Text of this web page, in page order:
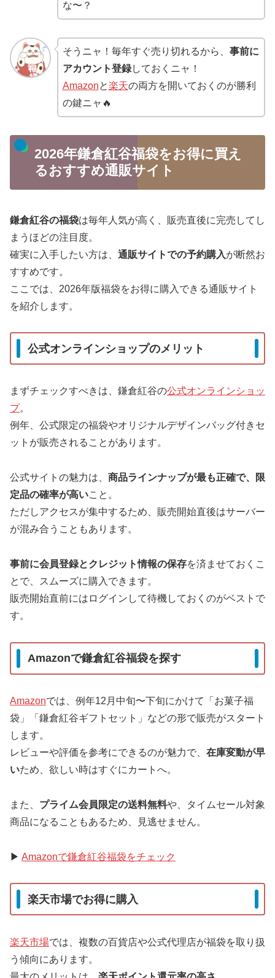
な〜？
そうニャ！毎年すぐ売り切れるから、 事前に
アカウント登録しておくニャ！
Amazonと楽天の両方を開いておくのが勝利
の鍵ニャ🔥
2026年鎌倉紅谷福袋をお得に買え
るおすすめ通販サイト
鎌倉紅谷の福袋は毎年人気が高く、販売直後に完売してし
まうほどの注目度。
確実に入手したい方は、 通販サイトでの予約購入が断然お
すすめです。
ここでは、2026年版福袋をお得に購入できる通販サイト
を紹介します。
公式オンラインショップのメリット
まずチェックすべきは、鎌倉紅谷の公式オンラインショッ
プ。
例年、公式限定の福袋やオリジナルデザインバッグ付きセ
ットが販売されることがあります。
公式サイトの魅力は、 商品ラインナップが最も正確で、限
定品の確率が高いこと。
ただしアクセスが集中するため、販売開始直後はサーバー
が混み合うこともあります。
事前に会員登録とクレジット情報の保存を済ませておくこ
とで、スムーズに購入できます。
販売開始直前にはログインして待機しておくのがベストで
す。
Amazonで鎌倉紅谷福袋を探す
Amazonでは、例年12月中旬〜下旬にかけて「お菓子福
袋」「鎌倉紅谷ギフトセット」などの形で販売がスタート
します。
レビューや評価を参考にできるのが魅力で、 在庫変動が早
いため、欲しい時はすぐにカートへ。
また、 プライム会員限定の送料無料や、タイムセール対象
商品になることもあるため、見逃せません。
▶ Amazonで鎌倉紅谷福袋をチェック
楽天市場でお得に購入
楽天市場では、複数の百貨店や公式代理店が福袋を取り扱
う傾向にあります。